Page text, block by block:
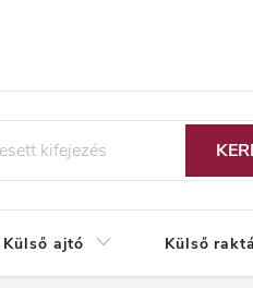
Külső ajtó Külső